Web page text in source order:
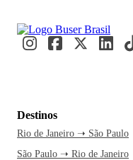
Destinos
Rio de Janeiro ➝ São Paulo
São Paulo ➝ Rio de Janeiro